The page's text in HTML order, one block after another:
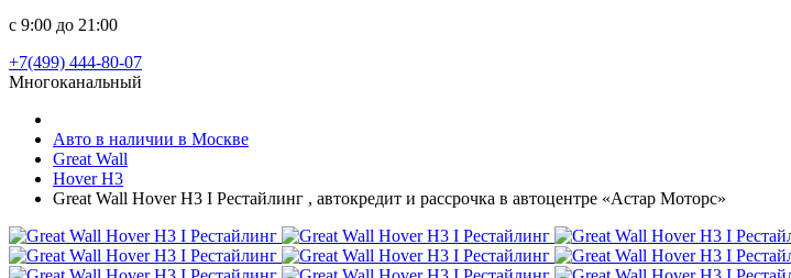
с 9:00 до 21:00
+7(499) 444-80-07
Многоканальный
Авто в наличии в Москве
Great Wall
Hover H3
Great Wall Hover H3 I Рестайлинг , автокредит и рассрочка в автоцентре «Астар Моторс»